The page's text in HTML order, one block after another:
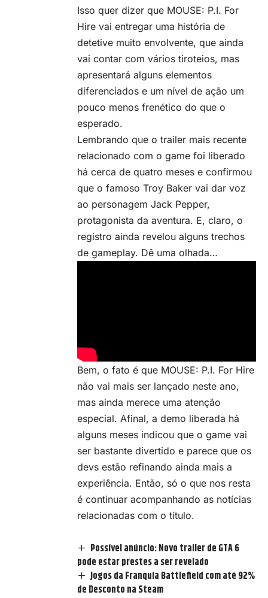
Isso quer dizer que MOUSE: P.I. For
Hire vai entregar uma história de
detetive muito envolvente, que ainda
vai contar com vários tiroteios, mas
apresentará alguns elementos
diferenciados e um nível de ação um
pouco menos frenético do que o
esperado.
Lembrando que o trailer mais recente
relacionado com o game foi liberado
há cerca de quatro meses e confirmou
que o famoso Troy Baker vai dar voz
ao personagem Jack Pepper,
protagonista da aventura. E, claro, o
registro ainda revelou alguns trechos
de gameplay. Dê uma olhada…
Bem, o fato é que MOUSE: P.I. For Hire
não vai mais ser lançado neste ano,
mas ainda merece uma atenção
especial. Afinal, a demo liberada há
alguns meses indicou que o game vai
ser bastante divertido e parece que os
devs estão refinando ainda mais a
experiência. Então, só o que nos resta
é continuar acompanhando as notícias
relacionadas com o título.
Possível anúncio: Novo trailer de GTA 6
pode estar prestes a ser revelado
Jogos da Franquia Battlefield com até 92%
de Desconto na Steam